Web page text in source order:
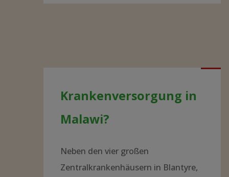
Krankenversorgung in
Malawi?
Neben den vier großen
Zentralkrankenhäusern in Blantyre,